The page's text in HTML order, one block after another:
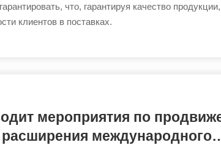
что, гарантируя качество
клиентов в поставках.
мероприятия по
международного